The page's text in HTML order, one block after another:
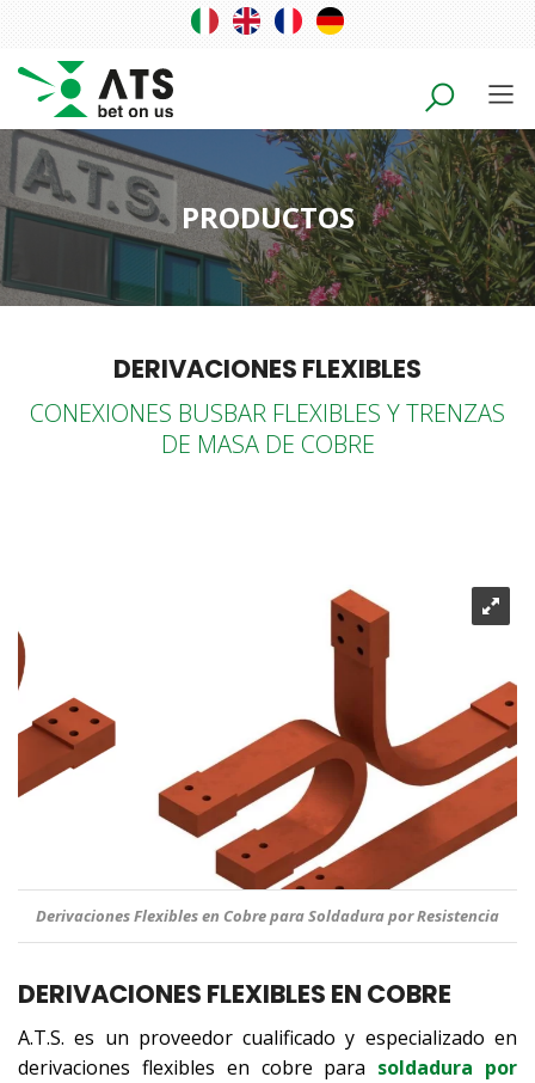
PRODUCTOS
DERIVACIONES FLEXIBLES
CONEXIONES BUSBAR FLEXIBLES Y TRENZAS
DE MASA DE COBRE
Derivaciones Flexibles en Cobre para Soldadura por Resistencia
DERIVACIONES FLEXIBLES EN COBRE
A.T.S. es un proveedor cualificado y especializado en
derivaciones flexibles en cobre para soldadura por